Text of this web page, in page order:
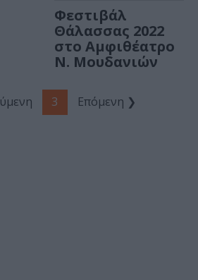
Φεστιβάλ
Θάλασσας 2022
στο Αμφιθέατρο
Ν. Μουδανιών
3 Επόμενη ❯